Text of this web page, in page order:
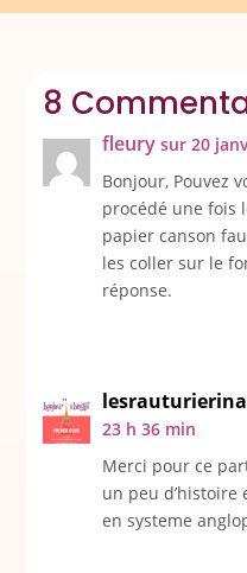
8
fleury sur 20
Bonjour, Pouvez
procédé une fois
papier canson
les coller sur le
réponse.
23 h 36 min
Merci pour ce
un peu d’histoire
en systeme